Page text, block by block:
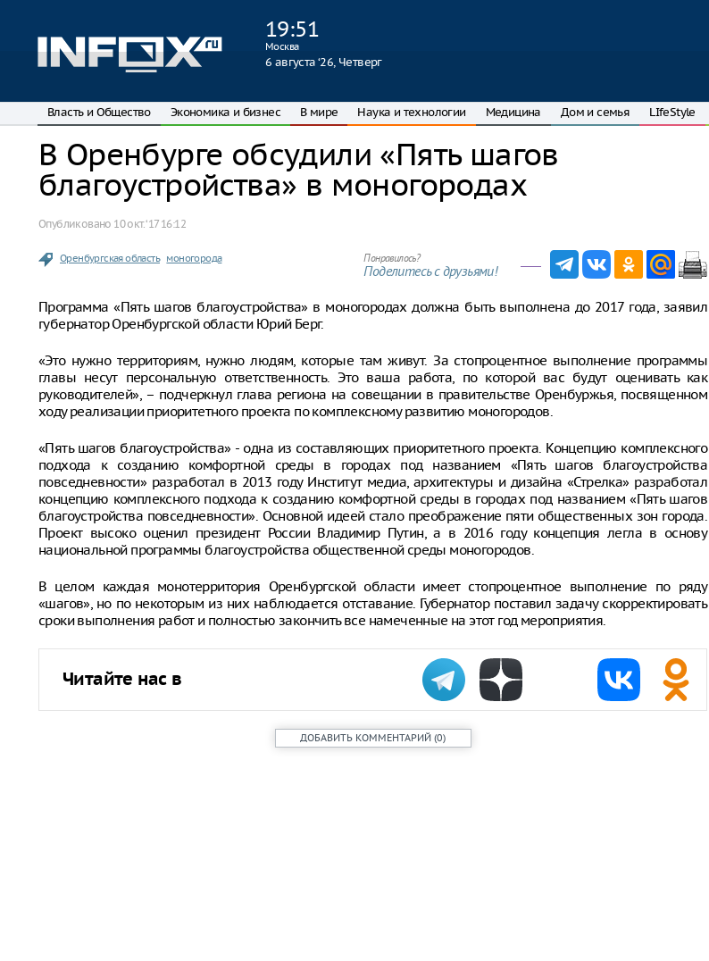
19:51
Москва
6 августа ‘26, Четверг
Власть и Общество Экономика и бизнес В мире Наука и технологии Медицина Дом и семья LIfeStyle
В Оренбурге обсудили «Пять шагов
благоустройства» в моногородах
Опубликовано 10 окт. ‘17 16:12
Оренбургская область моногорода Понравилось?
Поделитесь с друзьями!
Программа «Пять шагов благоустройства» в моногородах должна быть выполнена до 2017 года, заявил
губернатор Оренбургской области Юрий Берг.
«Это нужно территориям, нужно людям, которые там живут. За стопроцентное выполнение программы
главы несут персональную ответственность. Это ваша работа, по которой вас будут оценивать как
руководителей», – подчеркнул глава региона на совещании в правительстве Оренбуржья, посвященном
ходу реализации приоритетного проекта по комплексному развитию моногородов.
«Пять шагов благоустройства» - одна из составляющих приоритетного проекта. Концепцию комплексного
подхода к созданию комфортной среды в городах под названием «Пять шагов благоустройства
повседневности» разработал в 2013 году Институт медиа, архитектуры и дизайна «Стрелка» разработал
концепцию комплексного подхода к созданию комфортной среды в городах под названием «Пять шагов
благоустройства повседневности». Основной идеей стало преображение пяти общественных зон города.
Проект высоко оценил президент России Владимир Путин, а в 2016 году концепция легла в основу
национальной программы благоустройства общественной среды моногородов.
В целом каждая монотерритория Оренбургской области имеет стопроцентное выполнение по ряду
«шагов», но по некоторым из них наблюдается отставание. Губернатор поставил задачу скорректировать
сроки выполнения работ и полностью закончить все намеченные на этот год мероприятия.
Читайте нас в
ДОБАВИТЬ КОММЕНТАРИЙ (0)